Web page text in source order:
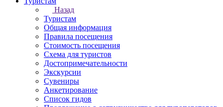
Назад
Туристам
Общая информация
Правила посещения
Стоимость посещения
Схема для туристов
Достопримечательности
Экскурсии
Сувениры
Анкетирование
Список гидов